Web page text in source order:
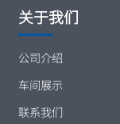
关于我们
公司介绍
车间展示
联系我们